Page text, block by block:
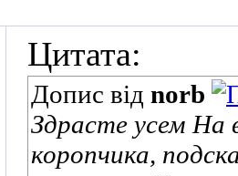
Цитата:
Допис від norb
Здрасте усем На
коропчика,